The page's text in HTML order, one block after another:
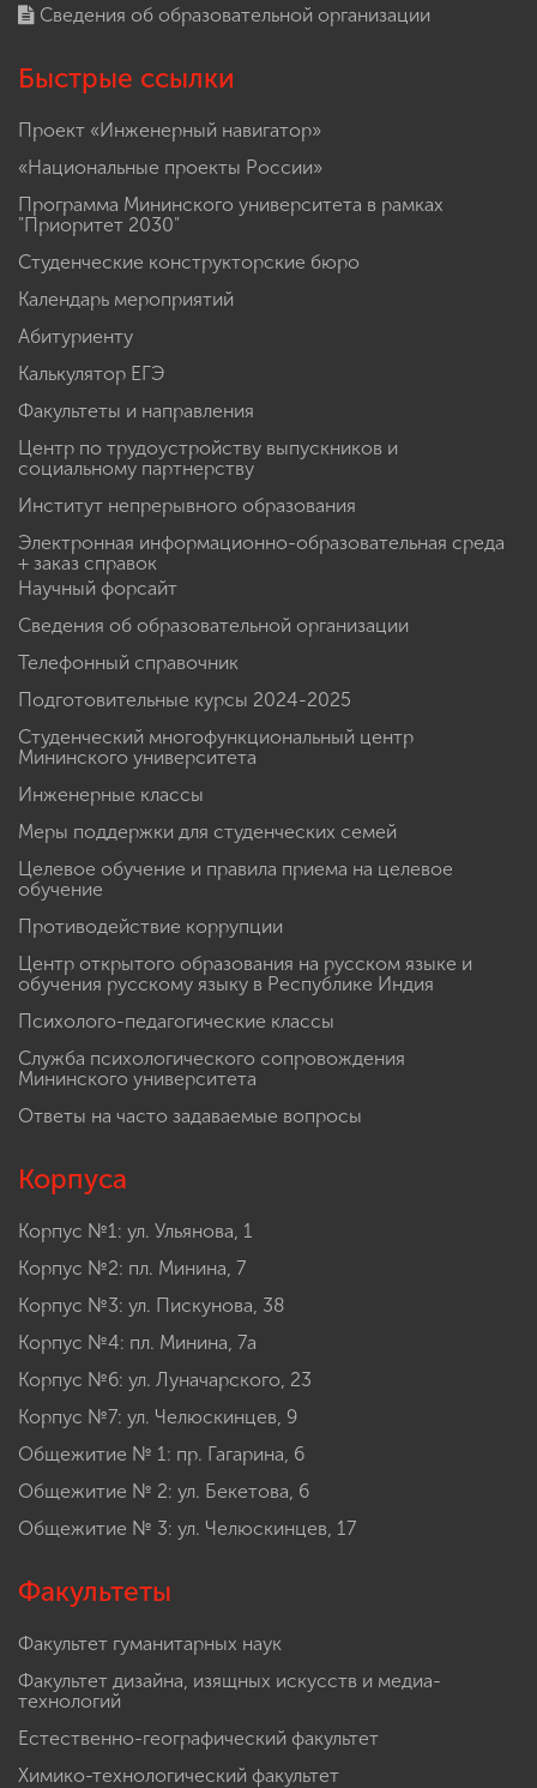
Сведения об образовательной организации
Быстрые ссылки
Проект «Инженерный навигатор»
«Национальные проекты России»
Программа Мининского университета в рамках
"Приоритет 2030"
Студенческие конструкторские бюро
Календарь мероприятий
Абитуриенту
Калькулятор ЕГЭ
Факультеты и направления
Центр по трудоустройству выпускников и
социальному партнерству
Институт непрерывного образования
Электронная информационно-образовательная среда
+ заказ справок
Научный форсайт
Сведения об образовательной организации
Телефонный справочник
Подготовительные курсы 2024-2025
Студенческий многофункциональный центр
Мининского университета
Инженерные классы
Меры поддержки для студенческих семей
Целевое обучение и правила приема на целевое
обучение
Противодействие коррупции
Центр открытого образования на русском языке и
обучения русскому языку в Республике Индия
Психолого-педагогические классы
Служба психологического сопровождения
Мининского университета
Ответы на часто задаваемые вопросы
Корпуса
Корпус №1: ул. Ульянова, 1
Корпус №2: пл. Минина, 7
Корпус №3: ул. Пискунова, 38
Корпус №4: пл. Минина, 7а
Корпус №6: ул. Луначарского, 23
Корпус №7: ул. Челюскинцев, 9
Общежитие № 1: пр. Гагарина, 6
Общежитие № 2: ул. Бекетова, 6
Общежитие № 3: ул. Челюскинцев, 17
Факультеты
Факультет гуманитарных наук
Факультет дизайна, изящных искусств и медиа-
технологий
Естественно-географический факультет
Химико-технологический факультет